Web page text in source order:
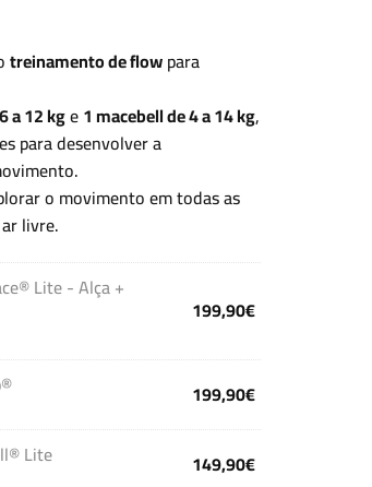
treinamento de flowpara
a 12 kge1 macebell de 4 a 14 kg,
para desenvolver a
o movimento em todas as
livre.
Lite - Alça +
199,90€
199,90€
Lite 149,90€